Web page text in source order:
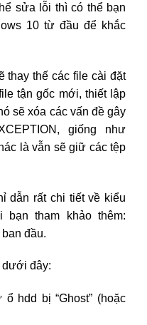
sửa lỗi thì có thể bạn
10 từ đầu để khắc
thay thế các file cài đặt
tận gốc mới, thiết lập
sẽ xóa các vấn đề gây
giống như
là vẫn sẽ giữ các tệp
dẫn rất chi tiết về kiểu
bạn tham khảo thêm:
đầu.
dưới đây:
hdd bị “Ghost” (hoặc